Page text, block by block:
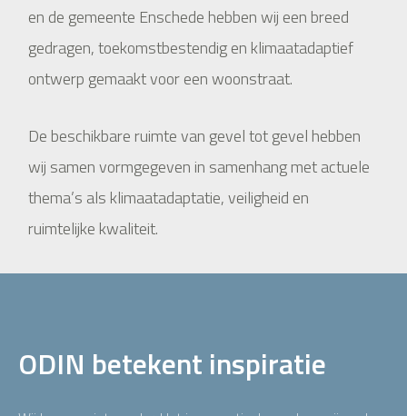
en de gemeente Enschede hebben wij een breed
gedragen, toekomstbestendig en klimaatadaptief
ontwerp gemaakt voor een woonstraat.
De beschikbare ruimte van gevel tot gevel hebben
wij samen vormgegeven in samenhang met actuele
thema’s als klimaatadaptatie, veiligheid en
ruimtelijke kwaliteit.
ODIN betekent inspiratie